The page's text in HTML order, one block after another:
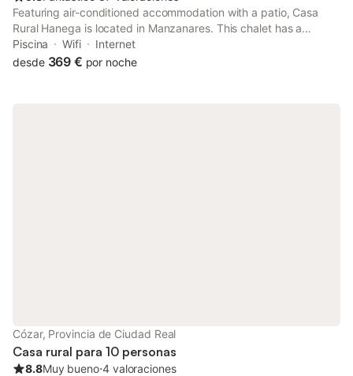
Featuring air-conditioned accommodation with a patio, Casa
Rural Hanega is located in Manzanares. This chalet has a
private pool, a garden, barbecue facilities, free WiFi and free
private parking. Outdoor seating is also available at the chalet.
Piscina Wifi
Internet
desde 369 € por noche
Cózar, Provincia de Ciudad Real
Casa rural para 10 personas
8.8Muy bueno⋅4 valoraciones